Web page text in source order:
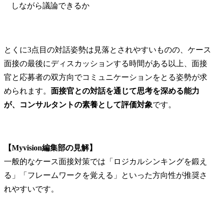
しながら議論できるか
とくに3点目の対話姿勢は見落とされやすいものの、ケース
面接の最後にディスカッションする時間がある以上、面接
官と応募者の双方向でコミュニケーションをとる姿勢が求
められます。 面接官との対話を通じて思考を深める能力
が、コンサルタントの素養として評価対象です。
【Myvision編集部の見解】
一般的なケース面接対策では「ロジカルシンキングを鍛え
る」「フレームワークを覚える」といった方向性が推奨さ
れやすいです。